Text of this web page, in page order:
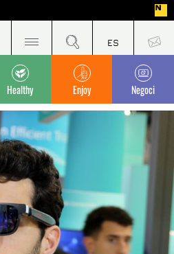
Healthy Enjoy Negoci